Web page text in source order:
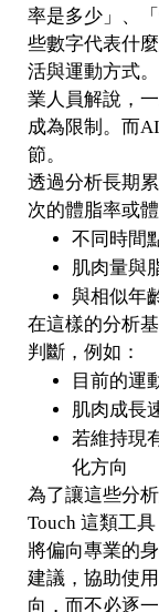
率是多少」、
些數字代表什
活與運動方式
業人員解說，
成為限制。而
節。
透過分析長期
次的體脂率或
不同時間
肌肉量與
與相似年
在這樣的分析
判斷，例如：
目前的運
肌肉成長
若維持現
化方向
為了讓這些分
Touch 這類工
將偏向專業的
建議，協助使
向，而不必逐